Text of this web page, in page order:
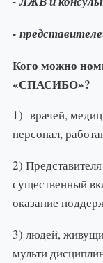
-
Кого можно
«СПАСИБО»?
1) врачей,
персонал,
2)
существенный
оказание
3) людей,
мульти